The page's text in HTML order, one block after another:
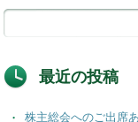
最近の投稿
株主総会へのご出席